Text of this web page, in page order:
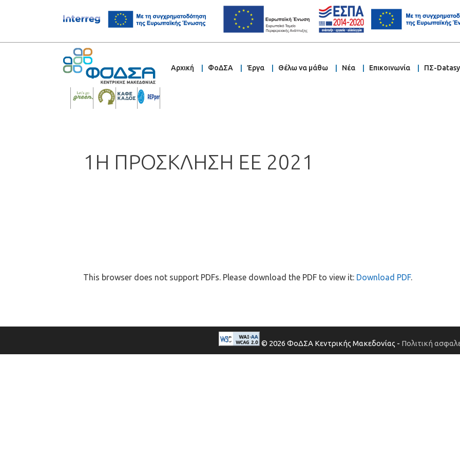
Αρχική ΦοΔΣΑ Έργα Θέλω να μάθω Νέα Επικοινωνία ΠΣ-
1Η ΠΡΟΣΚΛΗΣΗ ΕΕ 2021
This browser does not support PDFs. Please download the PDF to view it: Download PDF.
© 2026 ΦοΔΣΑ Κεντρικής Μακεδονίας - Πολιτική